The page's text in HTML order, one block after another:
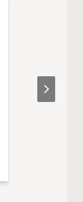
Baumit